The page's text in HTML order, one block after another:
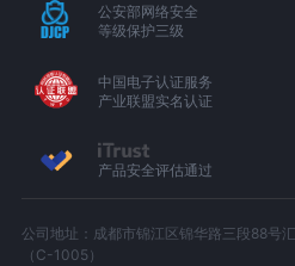
公安部网络安全
等级保护三级
中国电子认证服务
产业联盟实名认证
产品安全评估通过
公司地址：成都市锦江区锦华路三段88号
（C-1005）